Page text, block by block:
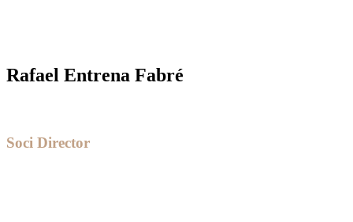
Rafael Entrena Fabré
Soci Director